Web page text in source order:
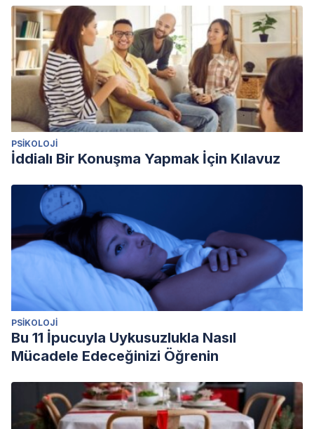
PSIKOLOJI
İddialı Bir Konuşma Yapmak İçin Kılavuz
PSIKOLOJI
Bu 11 İpucuyla Uykusuzlukla Nasıl
Mücadele Edeceğinizi Öğrenin